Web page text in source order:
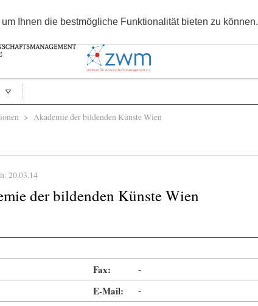
Ihnen die bestmögliche Funktionalität bieten zu können.
> Akademie der bildenden Künste Wien
20.03.14
der bildenden Künste Wien
Fax: -
E-Mail: -